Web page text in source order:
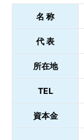
名 称
代 表
所在地
TEL
資本金